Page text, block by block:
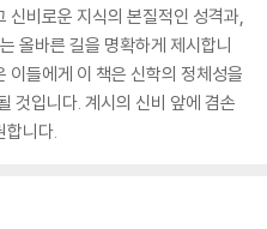
신비로운 지식의 본질적인 성격과,
올바른 길을 명확하게 제시합니
이들에게 이 책은 신학의 정체성을
것입니다. 계시의 신비 앞에 겸손
합니다.